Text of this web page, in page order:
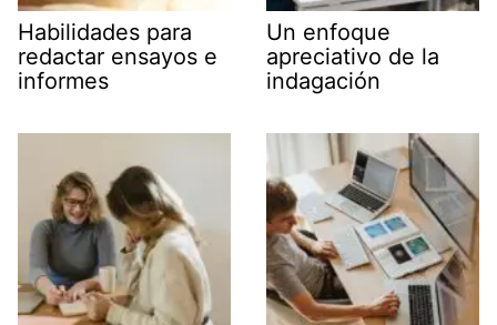
Habilidades para
redactar ensayos e
informes
Un enfoque
apreciativo de la
indagación